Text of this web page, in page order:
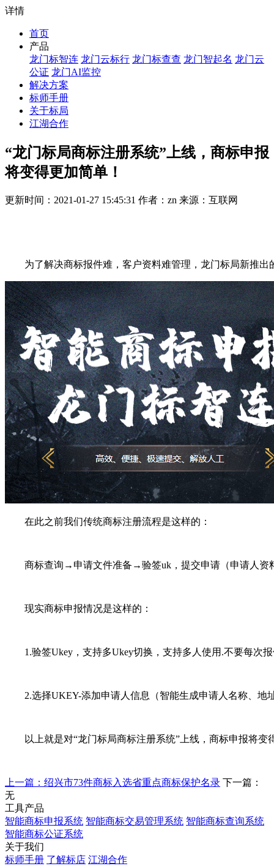
详情
首页
产品
龙门标智连 龙门云标行 龙门标查查 龙门智起名 龙门云
公证 龙门AI监控
解决方案
标师手册
关于标局
江湖合作
“龙门标局商标注册系统”上线，商标申报
将变得更加简单！
更新时间：2021-01-27 15:45:31 作者：zn 来源：互联网
为了解决商标报件难，客户资料难管理，龙门标局新推出
在此之前我们传统商标注册流程是这样的：
商标查询→申请文件准备→验签uk，提交申请（申请人资
现实商标申报情况是这样的：
1.验签Ukey，支持多Ukey切换，支持多人使用.不要每次报
2.选择UKEY-添加申请人信息（智能生成申请人名称、地址
以上就是对“龙门标局商标注册系统”上线，商标申报将变
上一篇：绍兴市73件商标入选省重点商标保护名录 下一篇：
无
工具产品
智能商标申报系统 智能商标交易管理系统 智能商标查询系统
智能商标公证系统
关于我们
标师手册 了解标店 江湖合作